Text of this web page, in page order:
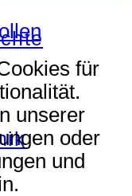
für
unserer
oder
und